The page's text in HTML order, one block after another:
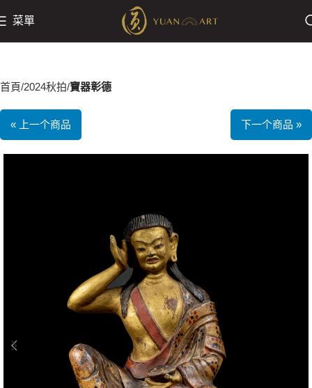
菜單
首頁 2024秋拍 寶器彰德
« 上一个商品 下一个商品 »